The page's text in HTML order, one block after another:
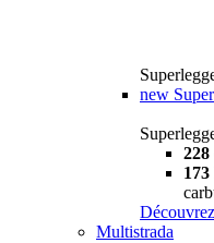
new
Multistrada